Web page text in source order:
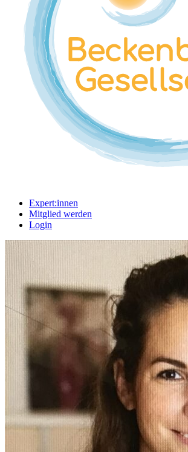
Expert:innen
Mitglied werden
Login